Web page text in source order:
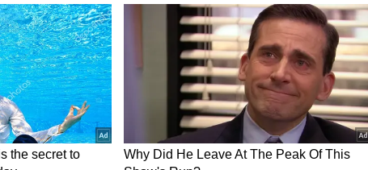
மெஸ்ஸி முதல்
2026
கோல்
ஓப்பனிங் மேட்சில்
தென்னாப்பிரிக்காவை
பந்தாடிய மெக்சிகோ